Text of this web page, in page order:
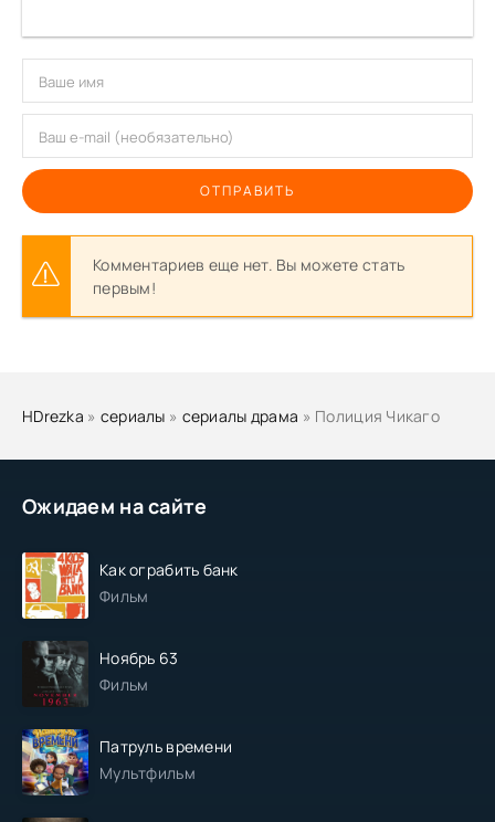
Ожидаем на сайте
Как ограбить банк
Фильм
Ноябрь 63
Фильм
Патруль времени
Мультфильм
ОТПРАВИТЬ
Комментариев еще нет. Вы можете стать
первым!
HDrezka » сериалы » сериалы драма » Полиция Чикаго